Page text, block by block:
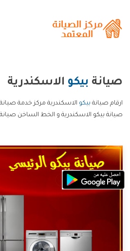
صيانة بيكو الاسكندرية
ارقام صيانة بيكو الاسكندرية مركز خدمة
صيانة بيكو الاسكندرية و الخط الساخن صيانة